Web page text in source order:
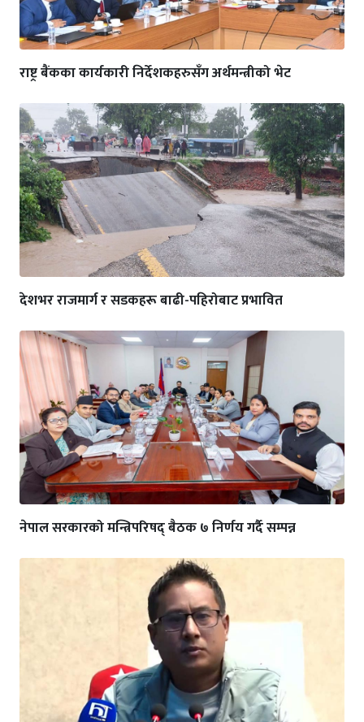
राष्ट्र बैंकका कार्यकारी निर्देशकहरुसँग अर्थमन्त्रीको भेट
देशभर राजमार्ग र सडकहरू बाढी-पहिरोबाट प्रभावित
नेपाल सरकारको मन्त्रिपरिषद् बैठक ७ निर्णय गर्दै सम्पन्न